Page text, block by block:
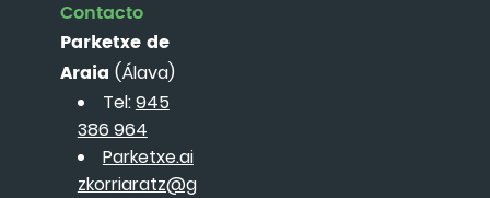
Contacto
Parketxe de
Araia (Álava)
Tel:945
386 964
Parketxe.ai
zkorriaratz@g